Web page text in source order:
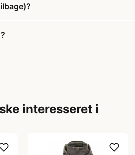
interesseret i